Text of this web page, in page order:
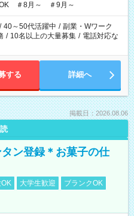
OK ＃8月～ ＃9月～
/ 40～50代活躍中 / 副業・Wワーク
/ 10名以上の大量募集 / 電話対応な
する 詳細へ
掲載日：2026.08.06
ン登録＊お菓子の仕
大学生歓迎
ブランクOK